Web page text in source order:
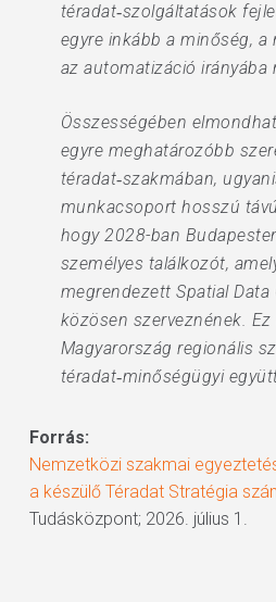
téradat‑szolgáltatások
egyre inkább a minőség, a
az automatizáció irányába
Összességében
egyre meghatározóbb
téradat‑szakmában,
munkacsoport hosszú
hogy 2028-ban
személyes találkozót,
megrendezett Spatial Data
közösen szerveznének.
Magyarország regionális
téradat‑minőségügyi
Forrás:
Nemzetközi szakmai
a készülő Téradat Stratégia
Tudásközpont; 2026. július 1.